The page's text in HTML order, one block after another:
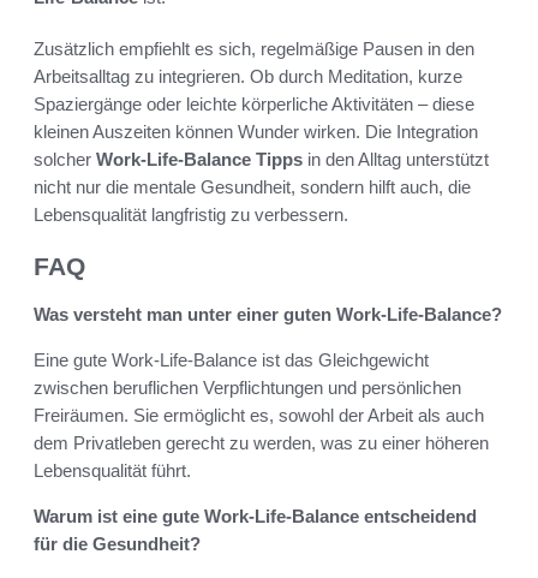
Zusätzlich empfiehlt es sich, regelmäßige Pausen in den
Arbeitsalltag zu integrieren. Ob durch Meditation, kurze
Spaziergänge oder leichte körperliche Aktivitäten – diese
kleinen Auszeiten können Wunder wirken. Die Integration
solcher Work-Life-Balance Tipps in den Alltag unterstützt
nicht nur die mentale Gesundheit, sondern hilft auch, die
Lebensqualität langfristig zu verbessern.
FAQ
Was versteht man unter einer guten Work-Life-Balance?
Eine gute Work-Life-Balance ist das Gleichgewicht
zwischen beruflichen Verpflichtungen und persönlichen
Freiräumen. Sie ermöglicht es, sowohl der Arbeit als auch
dem Privatleben gerecht zu werden, was zu einer höheren
Lebensqualität führt.
Warum ist eine gute Work-Life-Balance entscheidend
für die Gesundheit?